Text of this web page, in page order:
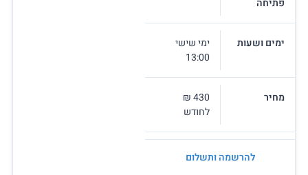
פתיחה
ימים ושעות
ימי שישי
13:00
מחיר
430 ₪
לחודש
להרשמה ותשלום